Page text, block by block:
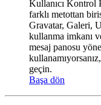
Kullanıcı Kontrol
farklı metottan
Gravatar, Galeri,
kullanma imkanı
mesaj panosu
geçin.
Başa dön